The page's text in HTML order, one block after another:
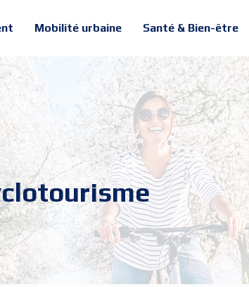
Mobilité urbaine Santé & Bien-être